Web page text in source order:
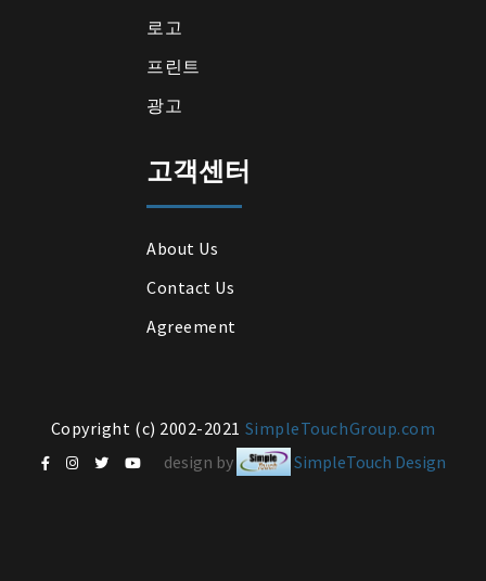
로고
프린트
광고
고객센터
About Us
Contact Us
Agreement
Copyright (c) 2002-2021 SimpleTouchGroup.com
design by
SimpleTouch Design